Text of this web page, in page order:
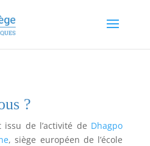
?
issu de l’activité de Dhagpo
, siège européen de l’école